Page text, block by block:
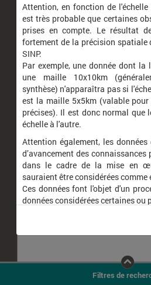
Nom latin
Oedothorax apicatus
Filtres de
Attention, en fonction de
est très probable que certaines
prises en compte. Le résultat
fortement de la précision spatiale
SINP.
Par exemple, une donnée dont
une maille 10x10km
synthèse) n'apparaîtra pas si
est la maille 5x5km (valable
précises). Il est donc normal que
échelle à l'autre.
Attention également, les
d’avancement des
dans le cadre de la mise en
sauraient être considérées comme
Ces données font l'objet d'un
données considérées certaines ou
ainsi que celles pour